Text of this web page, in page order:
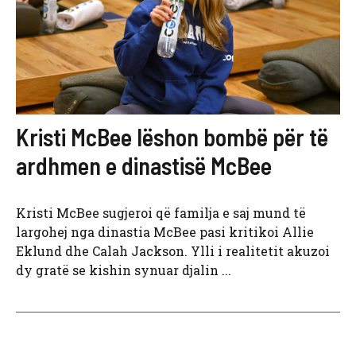
Kristi McBee lëshon bombë për të
ardhmen e dinastisë McBee
Kristi McBee sugjeroi që familja e saj mund të
largohej nga dinastia McBee pasi kritikoi Allie
Eklund dhe Calah Jackson. Ylli i realitetit akuzoi
dy gratë se kishin synuar djalin ...